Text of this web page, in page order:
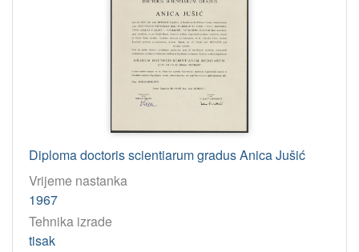
Diploma doctoris scientiarum gradus Anica Jušić
Vrijeme nastanka
1967
Tehnika izrade
tisak